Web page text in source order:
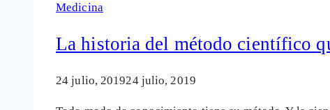
del
problema
#CartasaElla
Medicina
La historia del método científico
24 julio, 201924 julio, 2019